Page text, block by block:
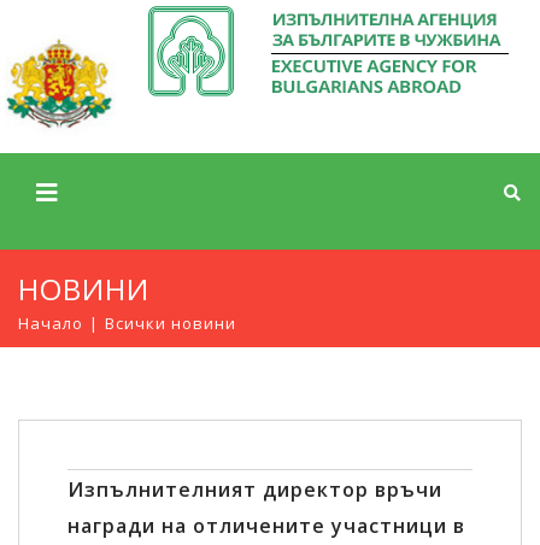
НОВИНИ
Начало Всички новини
Изпълнителният директор връчи
награди на отличените участници в